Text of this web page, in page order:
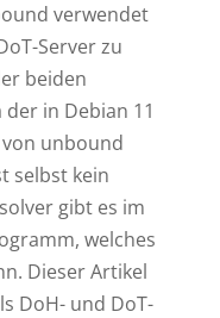
verwendet
Server zu
beiden
in Debian 11
unbound
selbst kein
gibt es im
welches
Dieser Artikel
DoH- und DoT-